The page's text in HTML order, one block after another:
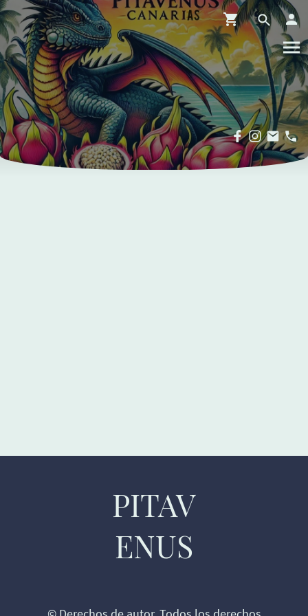
PITAV
ENUS